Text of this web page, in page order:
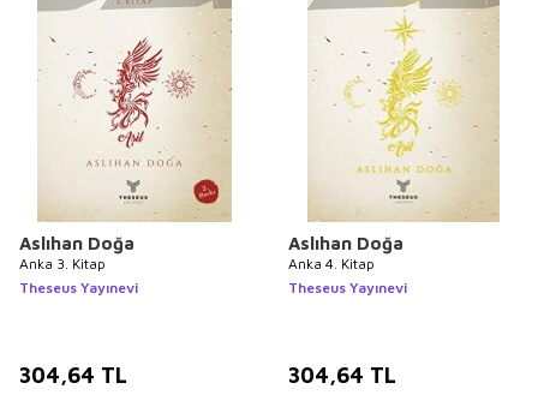
Aslıhan Doğa
Anka 3. Kitap
Theseus Yayınevi
304,64 TL
Aslıhan Doğa
Anka 4. Kitap
Theseus Yayınevi
304,64 TL